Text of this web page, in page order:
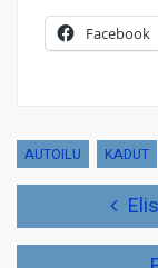
Facebook
AUTOILU KADUT